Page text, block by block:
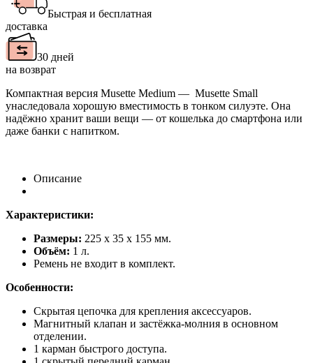
Быстрая и бесплатная
доставка
30 дней
на возврат
Компактная версия Musette Medium — Musette Small
унаследовала хорошую вместимость в тонком силуэте. Она
надёжно хранит ваши вещи — от кошелька до смартфона или
даже банки с напитком.
Описание
Характеристики:
Размеры: 225 х 35 х 155 мм.
Объём: 1 л.
Ремень не входит в комплект.
Особенности:
Скрытая цепочка для крепления аксессуаров.
Магнитный клапан и застёжка-молния в основном
отделении.
1 карман быстрого доступа.